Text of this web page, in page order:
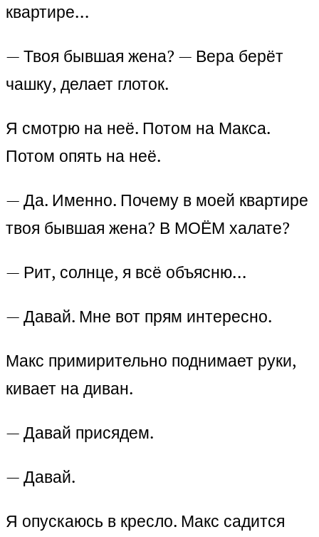
квартире…
— Твоя бывшая жена? — Вера берёт
чашку, делает глоток.
Я смотрю на неё. Потом на Макса.
Потом опять на неё.
— Да. Именно. Почему в моей квартире
твоя бывшая жена? В МОЁМ халате?
— Рит, солнце, я всё объясню…
— Давай. Мне вот прям интересно.
Макс примирительно поднимает руки,
кивает на диван.
— Давай присядем.
— Давай.
Я опускаюсь в кресло. Макс садится